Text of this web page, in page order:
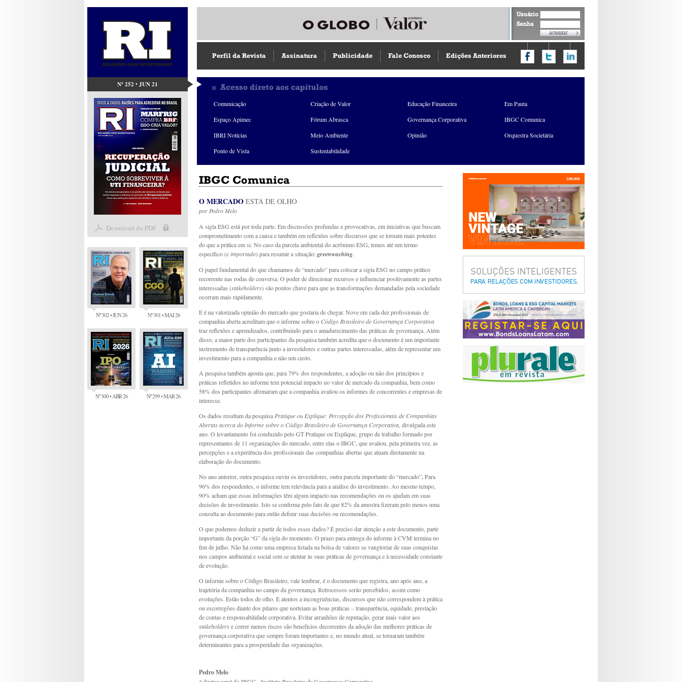
Nº 252 • JUN 21
Download do PDF
Nº 302 • JUN 26 Nº 301 • MAI 26
Nº 300 • ABR 26 Nº 299 • MAR 26
Usuário
Senha
Perfil da Revista Assinatura Publicidade Fale Conosco Edições Anteriores
Acesso direto aos capítulos
Comunicação Criação de Valor Educação Financeira
Em Pauta
Espaço Apimec
Fórum Abrasca Governança Corporativa
IBGC Comunica
IBRI Notícias
Meio Ambiente Opinião
Orquestra Societária
Ponto de Vista
Sustentabilidade
IBGC Comunica
O MERCADO ESTÁ DE OLHO
porPedro Melo
A sigla ESG está por toda parte. Em discussões profundas e provocativas, em iniciativas que buscam
comprometimento com a causa e também em reflexões sobre discursos que se tornam mais potentes
do que a prática em si. No caso da parcela ambiental do acrônimo ESG, temos até um termo
específico (e importado) para resumir a situação:greenwashing.
O papel fundamental do que chamamos de “mercado” para colocar a sigla ESG no campo prático
recorrente nas rodas de conversa. O poder de direcionar recursos e influenciar positivamente as partes
interessadas (stakeholders) são pontos chave para que as transformações demandadas pela sociedade
ocorram mais rapidamente.
E é na valorizada opinião do mercado que gostaria de chegar. Nove em cada dez profissionais de
companhia aberta acreditam que o informe sobre o Código Brasileiro de Governança Corporativa
traz reflexões e aprendizados, contribuindo para o amadurecimento das práticas de governança. Além
disso, a maior parte dos participantes da pesquisa também acredita que o documento é um importante
instrumento de transparência junto a investidores e outras partes interessadas, além de representar um
investimento para a companhia e não um custo.
A pesquisa também aponta que, para 79% dos respondentes, a adoção ou não dos princípios e
práticas refletidos no informe tem potencial impacto no valor de mercado da companhia, bem como
58% dos participantes afirmaram que a companhia avaliou os informes de concorrentes e empresas de
interesse.
Os dados resultam da pesquisaPratique ou Explique: Percepção dos Profissionais de Companhias
Abertas acerca do Informe sobre o Código Brasileiro de Governança Corporativa, divulgada este
ano. O levantamento foi conduzido pelo GT Pratique ou Explique, grupo de trabalho formado por
representantes de 11 organizações do mercado, entre elas o IBGC, que avaliou, pela primeira vez, as
percepções e a experiência dos profissionais das companhias abertas que atuam diretamente na
elaboração do documento.
No ano anterior, outra pesquisa ouviu os investidores, outra parcela importante do “mercado”.Para
96% dos respondentes, o informe tem relevância para a análise do investimento. Ao mesmo tempo,
90% acham que essas informações têm algum impacto nas recomendações ou os ajudam em suas
decisões de investimento. Isto se confirma pelo fato de que 82% da amostra fizeram pelo menos uma
consulta ao documento para então definir suas decisões ou recomendações.
O que podemos deduzir a partir de todos esses dados? É preciso dar atenção a este documento, parte
importante da porção “G” da sigla do momento. O prazo para entrega do informe à CVM termina no
fim de julho. Não há como uma empresa listada na bolsa de valores se vangloriar de suas conquistas
nos campos ambiental e social sem se atentar às suas práticas de governança e à necessidade constante
de evolução.
O informe sobre o Código Brasileiro, vale lembrar, é o documento que registra, ano após ano, a
trajetória da companhia no campo da governança. Retrocessos serão percebidos, assim como
evoluções. Estão todos de olho. E atentos a incongruências, discursos que não correspondem à prática
ou escorregões diante dos pilares que norteiam as boas práticas – transparência, equidade, prestação
de contas e responsabilidade corporativa. Evitar arranhões de reputação, gerar mais valor aos
stakeholderse correr menos riscos são benefícios decorrentes da adoção das melhores práticas de
governança corporativa que sempre foram importantes e, no mundo atual, se tornaram também
determinantes para a prosperidade das organizações.
Pedro Melo